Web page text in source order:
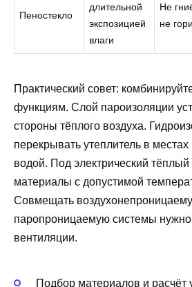
Пеностекло
длительной
экспозицией
влаги
Не
не
Практический совет:
функциям. Слой пароизоляции
стороны тёплого воздуха.
перекрывать утеплитель в местах
водой. Под электрический
материалы с допустимой
Совмещать
паропроницаемую системы нужно
вентиляции.
Подбор материалов и расчёт